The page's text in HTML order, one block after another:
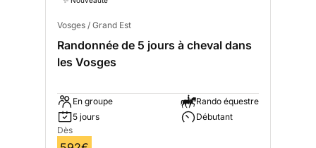
Vosges / Grand Est
Randonnée de 5 jours à cheval dans
les Vosges
En groupe
5 jours
Rando équestre
Débutant
Dès